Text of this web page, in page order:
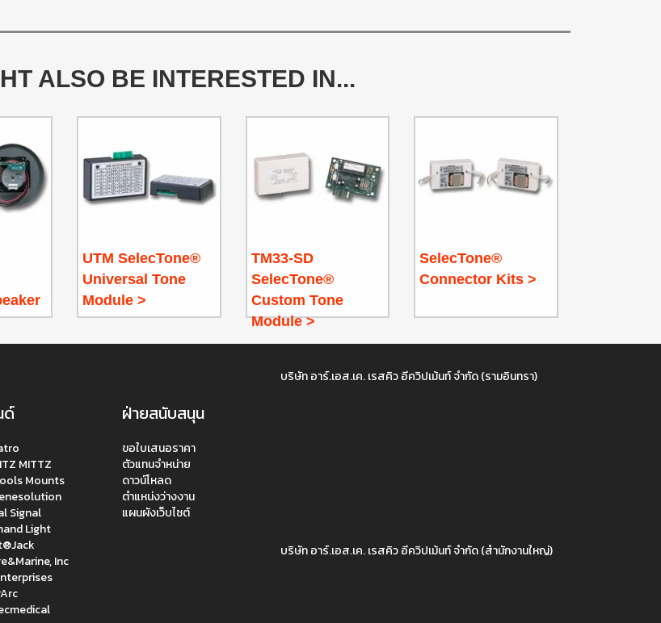
ALSO BE INTERESTED IN...
UTM SelecTone®
Universal Tone
Module >
TM33-SD
SelecTone®
Custom Tone
Module >
SelecTone®
Connector Kits >
ด์
MITTZ
Mounts
Signal
Light
Inc
ฝ่ายสนับสนุน
ขอใบเสนอราคา
ตัวแทนจำหน่าย
ดาวน์โหลด
ตำแหน่งว่างงาน
แผนผังเว็บไซต์
บริษัท อาร์.เอส.เค. เรสคิว อีควิปเม้นท์ จำกัด (รามอินทรา)
บริษัท อาร์.เอส.เค. เรสคิว อีควิปเม้นท์ จำกัด (สำนักงานใหญ่)